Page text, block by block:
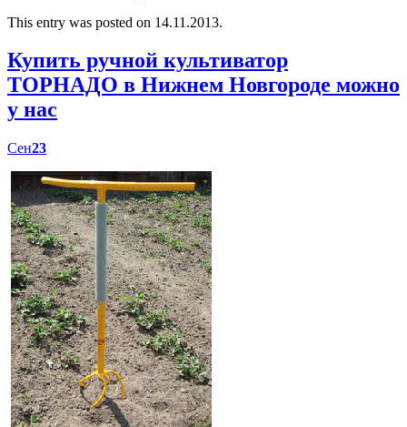
This entry was posted on 14.11.2013.
Купить ручной культиватор
ТОРНАДО в Нижнем Новгороде можно
у нас
Сен23